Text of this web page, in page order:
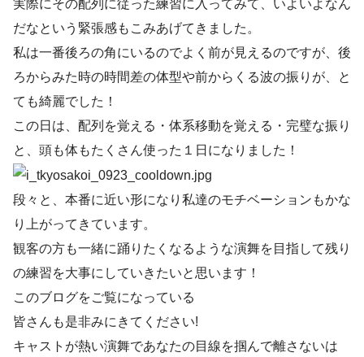
実際にその配列に従った練習に入ってみて、いよいよなん
だなという緊張感もこみあげてきました。
私は一番後ろの角にいるのでよく前が見えるのですが、後
ろからみた時の時間差の体型や前からくる波の振りが、と
ても綺麗でした！
この日は、配列を覚える・体系移動を覚える・完璧な振り
と、頭も体もたくさん使った１日になりました！
段々と、本番に近い形になり私達のモチベーションもかな
り上がってきています。
観客の方も一緒に踊りたくなるような演舞を目指して残り
の練習を大事にしていきたいと思います！
このブログをご覧になっている
皆さんも是非みにきてください!
キャストが熱い演舞であなたの目線を掴んで離さないは